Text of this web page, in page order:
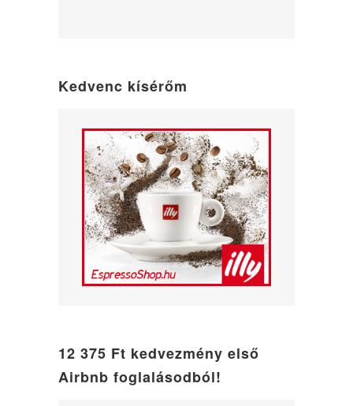
Kedvenc kísérőm
12 375 Ft kedvezmény első
Airbnb foglalásodból!